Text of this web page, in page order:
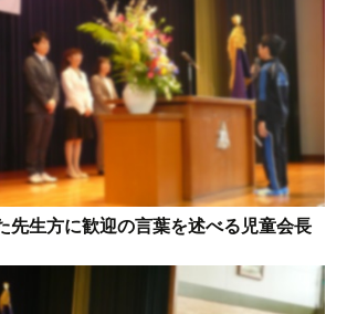
先生方に歓迎の言葉を述べる児童会長